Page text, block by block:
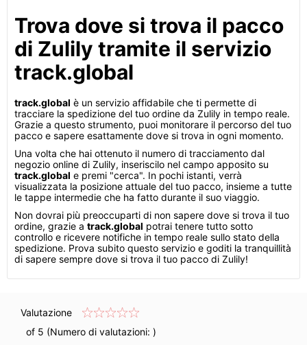
Trova dove si trova il pacco
di Zulily tramite il servizio
track.global
track.global è un servizio affidabile che ti permette di
tracciare la spedizione del tuo ordine da Zulily in tempo reale.
Grazie a questo strumento, puoi monitorare il percorso del tuo
pacco e sapere esattamente dove si trova in ogni momento.
Una volta che hai ottenuto il numero di tracciamento dal
negozio online di Zulily, inseriscilo nel campo apposito su
track.global e premi "cerca". In pochi istanti, verrà
visualizzata la posizione attuale del tuo pacco, insieme a tutte
le tappe intermedie che ha fatto durante il suo viaggio.
Non dovrai più preoccuparti di non sapere dove si trova il tuo
ordine, grazie a track.global potrai tenere tutto sotto
controllo e ricevere notifiche in tempo reale sullo stato della
spedizione. Prova subito questo servizio e goditi la tranquillità
di sapere sempre dove si trova il tuo pacco di Zulily!
Valutazione
of 5 (Numero di valutazioni: )